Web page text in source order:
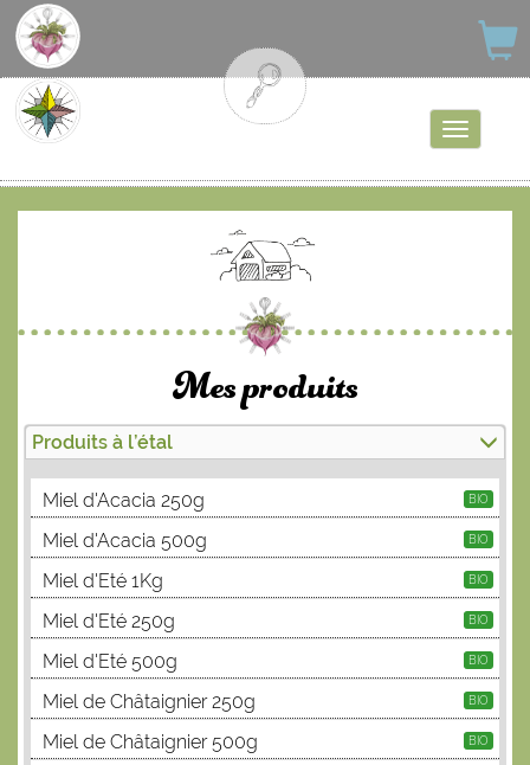
Mes produits
Produits à l’étal
Miel d'Acacia 250g BIO
Miel d'Acacia 500g BIO
Miel d'Eté 1Kg BIO
Miel d'Eté 250g BIO
Miel d'Eté 500g BIO
Miel de Châtaignier 250g BIO
Miel de Châtaignier 500g BIO